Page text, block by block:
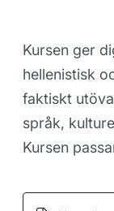
Kursen ger
hellenistisk
faktiskt
språk,
Kursen